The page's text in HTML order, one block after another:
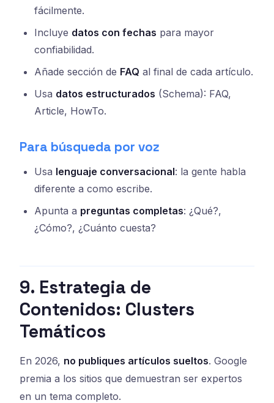
fácilmente.
Incluye datos con fechas para mayor
confiabilidad.
Añade sección de FAQ al final de cada artículo.
Usa datos estructurados (Schema): FAQ,
Article, HowTo.
Para búsqueda por voz
Usa lenguaje conversacional: la gente habla
diferente a como escribe.
Apunta a preguntas completas: ¿Qué?,
¿Cómo?, ¿Cuánto cuesta?
9. Estrategia de
Contenidos: Clusters
Temáticos
En 2026, no publiques artículos sueltos. Google
premia a los sitios que demuestran ser expertos
en un tema completo.